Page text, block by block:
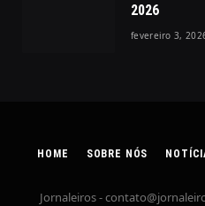
2026
fevereiro 3,
HOME SOBRE NÓS
Jornaleiros -